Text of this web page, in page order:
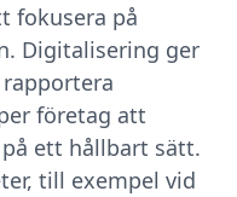
fokusera på
Digitalisering ger
företag att
ett hållbart sätt.
till exempel vid